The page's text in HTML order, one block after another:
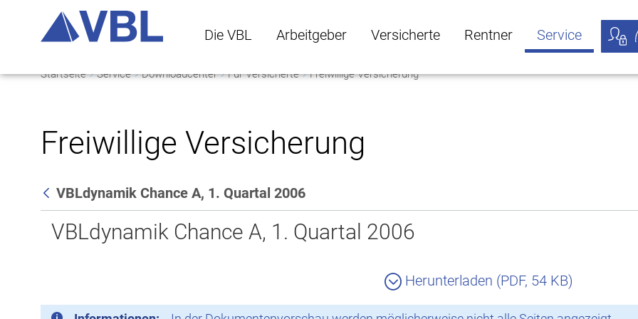
Die VBL
Die VBL Untermenü öffnen
Arbeitgeber
Arbeitgeber Untermenü öffnen
Versicherte
Versicherte Untermenü öffnen
Rentner Service
Startseite Service Downloadcenter Für Versicherte Freiwillige Versicherung
Freiwillige Versicherung
Zurück
VBLdynamik Chance A, 1. Quartal 2006
VBLdynamik Chance A, 1. Quartal 2006
Herunterladen (PDF, 54 KB)